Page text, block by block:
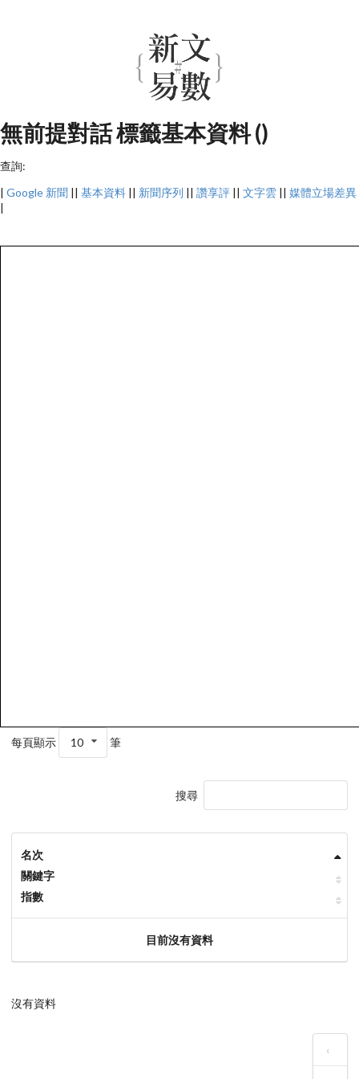
無前提對話 標籤基本資料 ()
查詢:
| Google 新聞 || 基本資料 || 新聞序列 || 讚享評 || 文字雲 || 媒體立場差異
|
每頁顯示 10 筆
搜尋
名次
關鍵字
指數
目前沒有資料
沒有資料
‹